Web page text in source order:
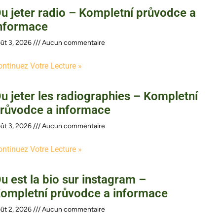
jeter radio – Kompletní průvodce a
3, 2026 Aucun commentaire
Votre Lecture »
jeter les radiographies – Kompletní
a informace
3, 2026 Aucun commentaire
Votre Lecture »
est la bio sur instagram –
průvodce a informace
2, 2026 Aucun commentaire